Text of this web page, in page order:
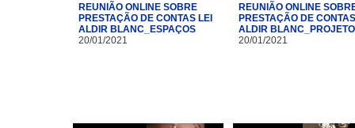
REUNIÃO ONLINE SOBRE
PRESTAÇÃO DE CONTAS LEI
ALDIR BLANC_ESPAÇOS
20/01/2021
REUNIÃO ONLINE
PRESTAÇÃO DE
ALDIR
20/01/2021